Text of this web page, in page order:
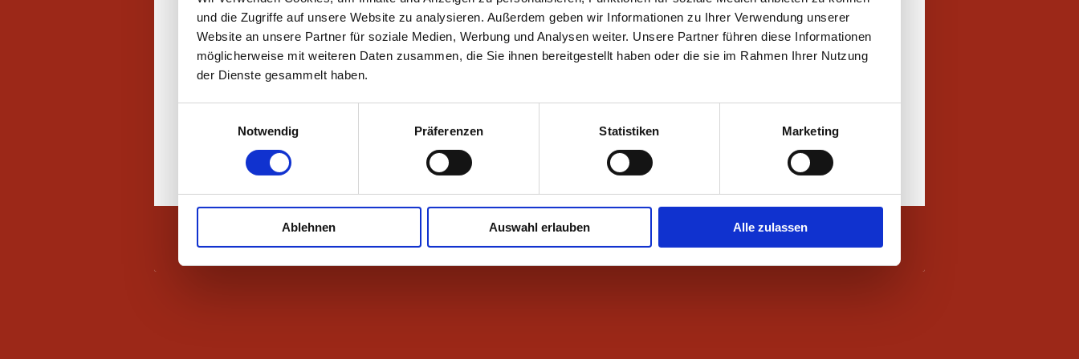
und die Zugriffe auf unsere Website zu analysieren. Außerdem geben wir Informationen zu Ihrer Verwendung unserer
Website an unsere Partner für soziale Medien, Werbung und Analysen weiter. Unsere Partner führen diese Informationen
möglicherweise mit weiteren Daten zusammen, die Sie ihnen bereitgestellt haben oder die sie im Rahmen Ihrer Nutzung
der Dienste gesammelt haben.
Notwendig
Präferenzen Statistiken Marketing
Ablehnen Auswahl erlauben Alle zulassen
Server und jede Arbeitsstations Ihres Netzwerkes haben wir die richtige
Monitoringlösung! (*=24 Std. täglich, 7 Tage die Woche)
Egal ob Hardware, Software oder Datenbanken - eine umfassende, PROAKTIVE
können.
Datensicherungskonzepte
Anti Viren Lösungen
E-Mail-Archivierung
Sitemap
© Com Tech Systems